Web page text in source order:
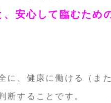
安心して臨むため
に、健康に働ける（ま
断することです。